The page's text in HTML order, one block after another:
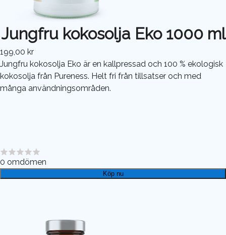
Jungfru kokosolja Eko 1000 ml
199,00 kr
Jungfru kokosolja Eko är en kallpressad och 100 % ekologisk
kokosolja från Pureness. Helt fri från tillsatser och med
många användningsområden.
0 omdömen
Köp nu